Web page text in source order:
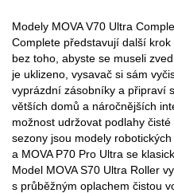
Modely MOVA V70 Ultra
Complete představují další
bez toho, abyste se museli
je uklizeno, vysavač si sám
vyprázdní zásobníky a připraví
větších domů a náročnějších
možnost udržovat podlahy
sezony jsou modely
a MOVA P70 Pro Ultra se
Model MOVA S70 Ultra Roller
s průběžným oplachem čistou